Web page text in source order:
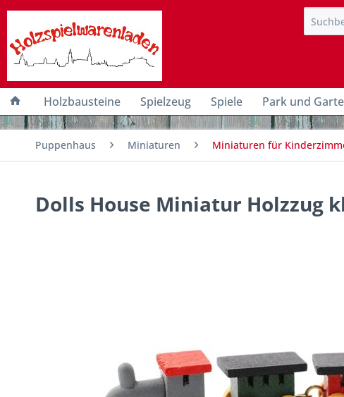
Holzbausteine Spielzeug Spiele Park und
Puppenhaus Miniaturen Miniaturen für
Dolls House Miniatur Holzzug